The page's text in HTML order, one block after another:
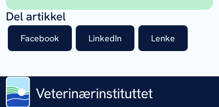
Del artikkel
Facebook LinkedIn Lenke